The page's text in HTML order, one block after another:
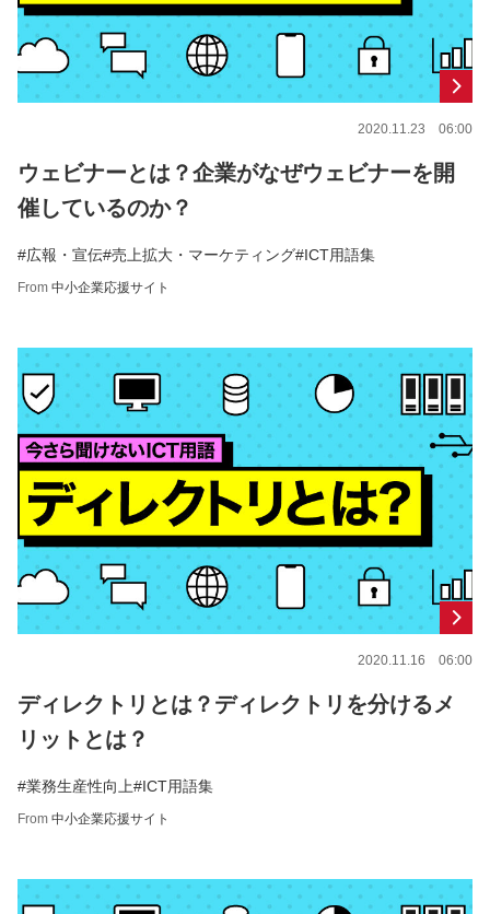
2020.11.23 06:00
ウェビナーとは？企業がなぜウェビナーを開
催しているのか？
#広報・宣伝#売上拡大・マーケティング#ICT用語集
From 中小企業応援サイト
2020.11.16 06:00
ディレクトリとは？ディレクトリを分けるメ
リットとは？
#業務生産性向上#ICT用語集
From 中小企業応援サイト